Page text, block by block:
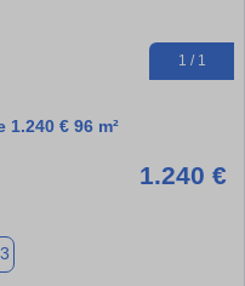
1 / 1
€ 96 m²
1.240 €